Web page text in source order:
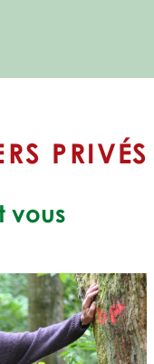
PRIVÉ
vous